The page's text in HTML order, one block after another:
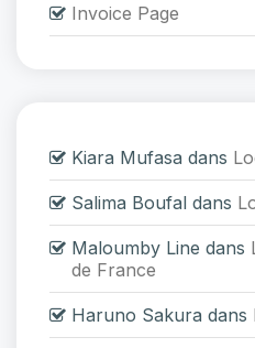
Invoice Page
Kiara Mufasa dans
Salima Boufal dans
Maloumby Line dans
de France
Haruno Sakura dans